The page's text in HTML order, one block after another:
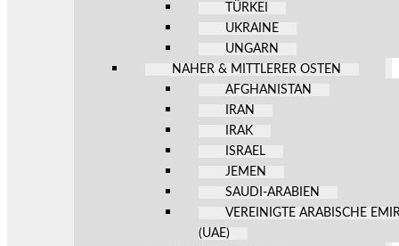
TÜRKEI
UKRAINE
UNGARN
NAHER & MITTLERER OSTEN
AFGHANISTAN
IRAN
IRAK
ISRAEL
JEMEN
SAUDI-ARABIEN
VEREINIGTE ARABISCHE
(UAE)